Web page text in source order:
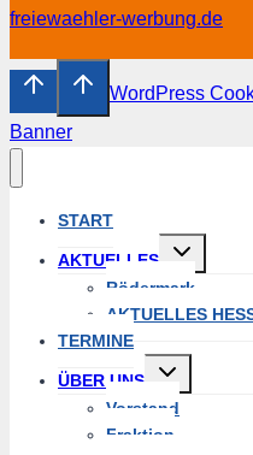
freiewaehler-werbung.de
WordPress
Banner
START
AKTUELLES
Untermenü
Rödermark
AKTUELLES
TERMINE
ÜBER UNS
Untermenü
Vorstand
Fraktion